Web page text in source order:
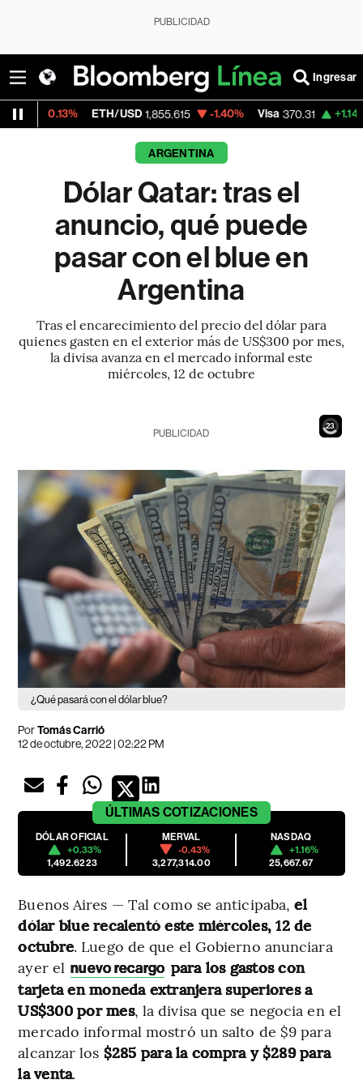
PUBLICIDAD
Ingresar
ETH/USD 1,855.615 -1.40% Visa 370.31 +1.14%
ARGENTINA
Dólar Qatar: tras el
anuncio, qué puede
pasar con el blue en
Argentina
Tras el encarecimiento del precio del dólar para
quienes gasten en el exterior más de US$300 por mes,
la divisa avanza en el mercado informal este
miércoles, 12 de octubre
21
PUBLICIDAD
¿Qué pasará con el dólar blue?
PorTomás Carrió
12 de octubre, 2022 | 02:22 PM
ÚLTIMAS COTIZACIONES
DÓLAR OFICIAL
+0.33%
1,492.6223
MERVAL
-0.43%
3,277,314.00
NASDAQ
+1.16%
25,667.67
Buenos Aires — Tal como se anticipaba,el
dólar blue recalentó este miércoles, 12 de
octubre. Luego de que el Gobierno anunciara
ayer el nuevo recargo para los gastos con
tarjeta en moneda extranjera superiores a
US$300 por mes, la divisa que se negocia en el
mercado informal mostró un salto de $9 para
alcanzar los $285 para la compra y $289 para
la venta.